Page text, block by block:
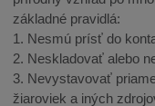
základné pravidlá:
1. Nesmú prísť do
2. Neskladovať alebo
3. Nevystavovať
žiaroviek a iných